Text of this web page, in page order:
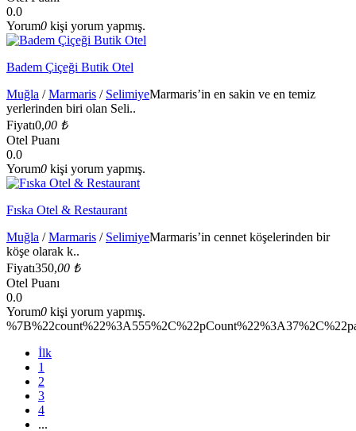
0.0
Yorum0 kişi yorum yapmış.
Badem Çiçeği Butik Otel
Muğla /Marmaris / SelimiyeMarmaris’in en sakin ve en temiz
yerlerinden biri olan Seli..
Fiyatı0,00 ₺
Otel Puanı
0.0
Yorum0 kişi yorum yapmış.
Fıska Otel & Restaurant
Muğla /Marmaris / SelimiyeMarmaris’in cennet köşelerinden bir
köşe olarak k..
Fiyatı350,00 ₺
Otel Puanı
0.0
Yorum0 kişi yorum yapmış.
İlk
1
2
3
4
...